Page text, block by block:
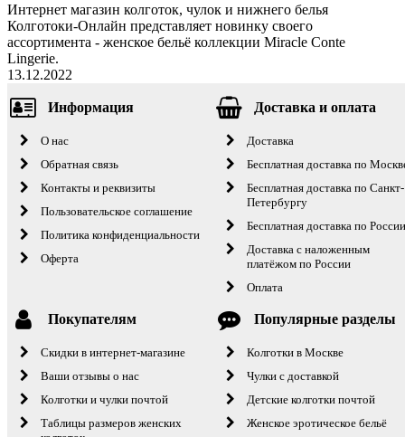
Интернет магазин колготок, чулок и нижнего белья
Колготоки-Онлайн представляет новинку своего
ассортимента - женское бельё коллекции Miracle Conte
Lingerie.
13.12.2022
Информация
О нас
Обратная связь
Контакты и реквизиты
Пользовательское соглашение
Политика конфиденциальности
Оферта
Доставка и оплата
Доставка
Бесплатная доставка по
Бесплатная доставка по Санкт-
Петербургу
Бесплатная доставка по
Доставка с наложенным
платёжом по России
Оплата
Покупателям
Скидки в интернет-магазине
Ваши отзывы о нас
Колготки и чулки почтой
Таблицы размеров женских
Популярные разделы
Колготки в Москве
Чулки с доставкой
Детские колготки почтой
Женское эротическое бельё